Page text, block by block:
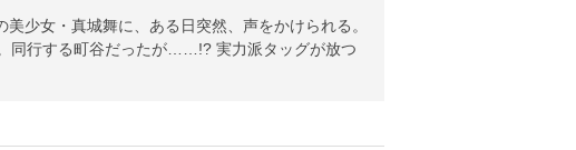
少女・真城舞に、ある日突然、声をかけられる。
同行する町谷だったが……!? 実力派タッグが放つ